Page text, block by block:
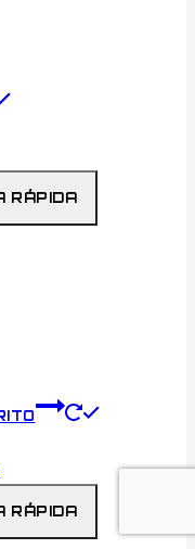
RÁPIDA
RÁPIDA